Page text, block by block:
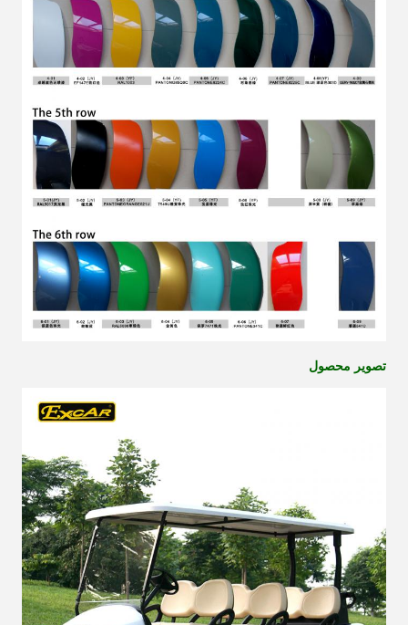
تصویر محصول